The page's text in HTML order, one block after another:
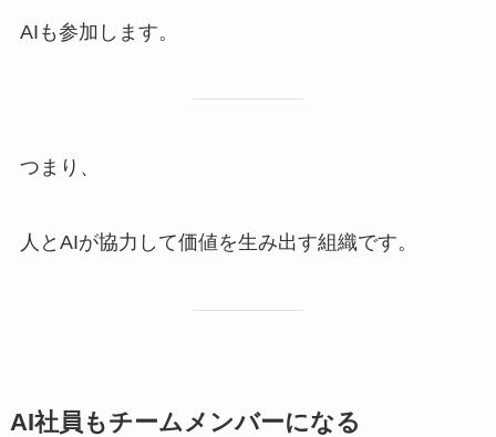
AIも参加します。
つまり、
人とAIが協力して価値を生み出す組織です。
AI社員もチームメンバーになる